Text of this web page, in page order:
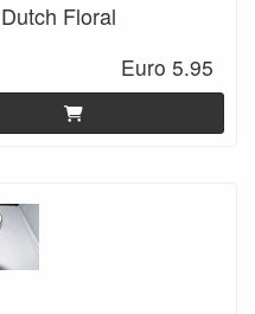
Floral
Euro 5.95